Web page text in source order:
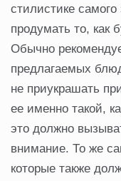
стилистике
продумать то, как
Обычно
предлагаемых
не приукрашать
ее именно такой,
это должно
внимание. То же
которые также